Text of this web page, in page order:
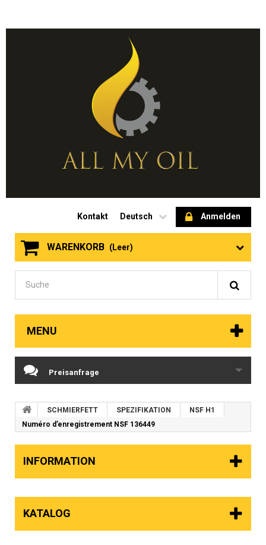
Anmelden
Deutsch
Kontakt
WARENKORB (Leer)
MENU
Preisanfrage
SCHMIERFETT SPEZIFIKATION
NSF H1
Numéro d’enregistrement NSF 136449
INFORMATION
KATALOG